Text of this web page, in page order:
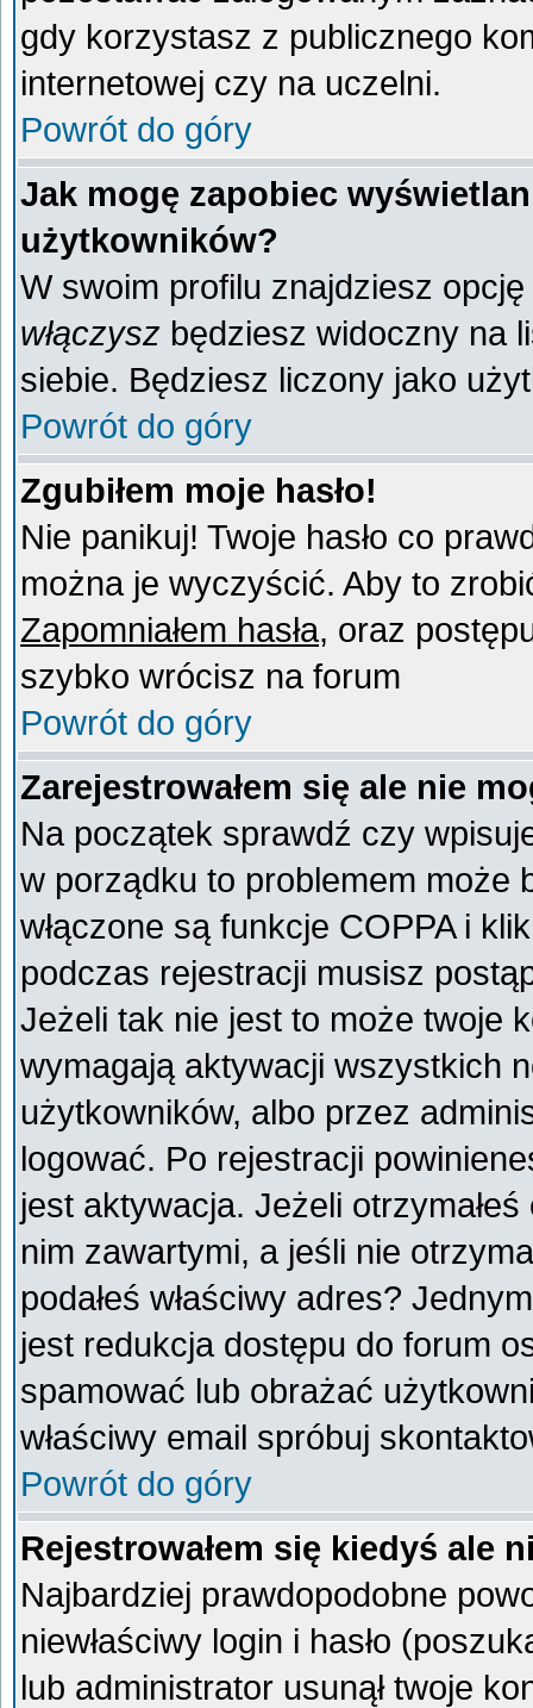
gdy korzystasz z publicznego
internetowej czy na uczelni.
Powrót do góry
Jak mogę zapobiec
użytkowników?
W swoim profilu znajdziesz opcję
włączysz będziesz widoczny na
siebie. Będziesz liczony jako
Powrót do góry
Zgubiłem moje hasło!
Nie panikuj! Twoje hasło co
można je wyczyścić. Aby to
Zapomniałem hasła, oraz
szybko wrócisz na forum
Powrót do góry
Zarejestrowałem się ale nie
Na początek sprawdź czy
w porządku to problemem może
włączone są funkcje COPPA i
podczas rejestracji musisz
Jeżeli tak nie jest to może twoje
wymagają aktywacji wszystkich
użytkowników, albo przez
logować. Po rejestracji
jest aktywacja. Jeżeli
nim zawartymi, a jeśli nie
podałeś właściwy adres?
jest redukcja dostępu do forum
spamować lub obrażać
właściwy email spróbuj
Powrót do góry
Rejestrowałem się kiedyś ale
Najbardziej prawdopodobne
niewłaściwy login i hasło
lub administrator usunął twoje